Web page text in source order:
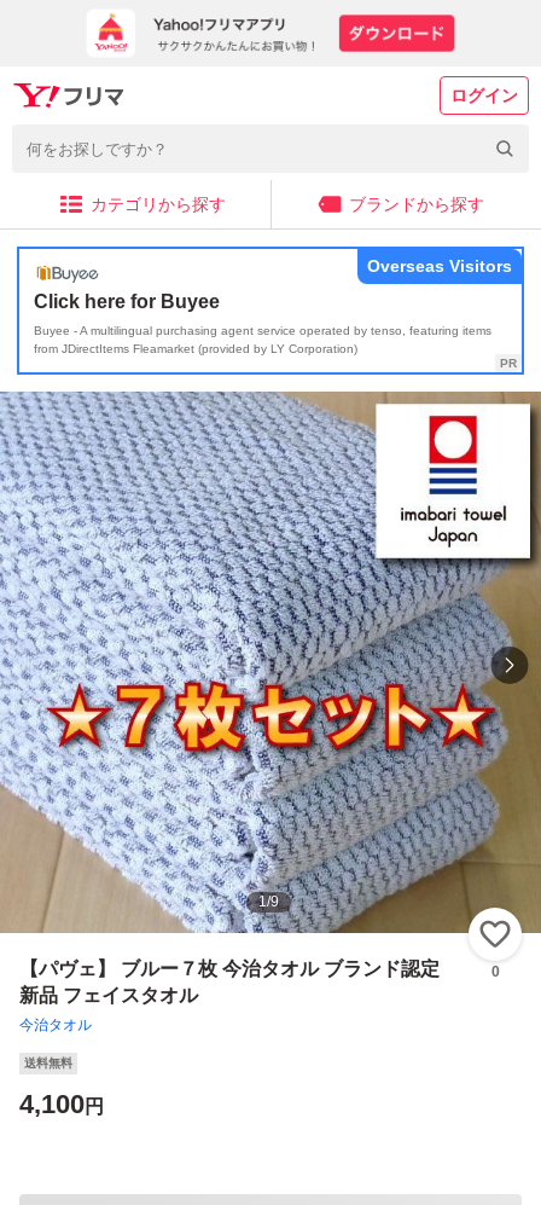
ログイン
カテゴリから探す ブランドから探す
Click here for Buyee
Buyee - A multilingual purchasing agent service operated by tenso, featuring items
from JDirectItems Fleamarket (provided by LY Corporation)
Overseas Visitors
1/9
【パヴェ】 ブルー７枚 今治タオル ブランド認定
新品 フェイスタオル
今治タオル
0
送料無料
4,100円